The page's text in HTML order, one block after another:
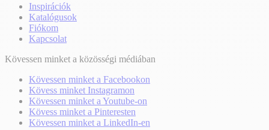
Inspirációk
Katalógusok
Fiókom
Kapcsolat
Kövessen minket a közösségi médiában
Kövessen minket a Facebookon
Kövess minket Instagramon
Kövessen minket a Youtube-on
Kövess minket a Pinteresten
Kövessen minket a LinkedIn-en